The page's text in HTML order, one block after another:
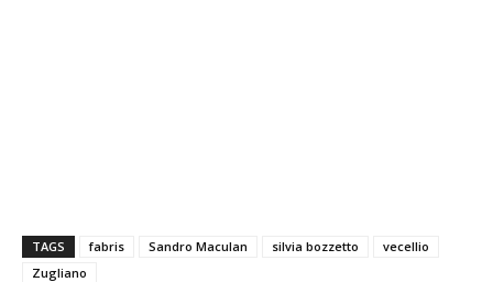
TAGS fabris Sandro Maculan silvia bozzetto
vecellio
Zugliano